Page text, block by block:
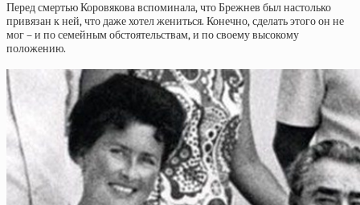
Перед смертью Коровякова вспоминала, что Брежнев был настолько
привязан к ней, что даже хотел жениться. Конечно, сделать этого он не
мог – и по семейным обстоятельствам, и по своему высокому
положению.